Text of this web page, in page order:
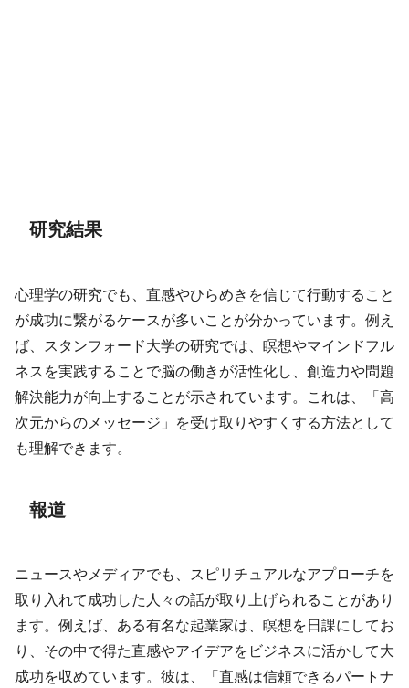
研究結果
心理学の研究でも、直感やひらめきを信じて行動すること
が成功に繋がるケースが多いことが分かっています。例え
ば、スタンフォード大学の研究では、瞑想やマインドフル
ネスを実践することで脳の働きが活性化し、創造力や問題
解決能力が向上することが示されています。これは、「高
次元からのメッセージ」を受け取りやすくする方法として
も理解できます。
報道
ニュースやメディアでも、スピリチュアルなアプローチを
取り入れて成功した人々の話が取り上げられることがあり
ます。例えば、ある有名な起業家は、瞑想を日課にしてお
り、その中で得た直感やアイデアをビジネスに活かして大
成功を収めています。彼は、「直感は信頼できるパートナ